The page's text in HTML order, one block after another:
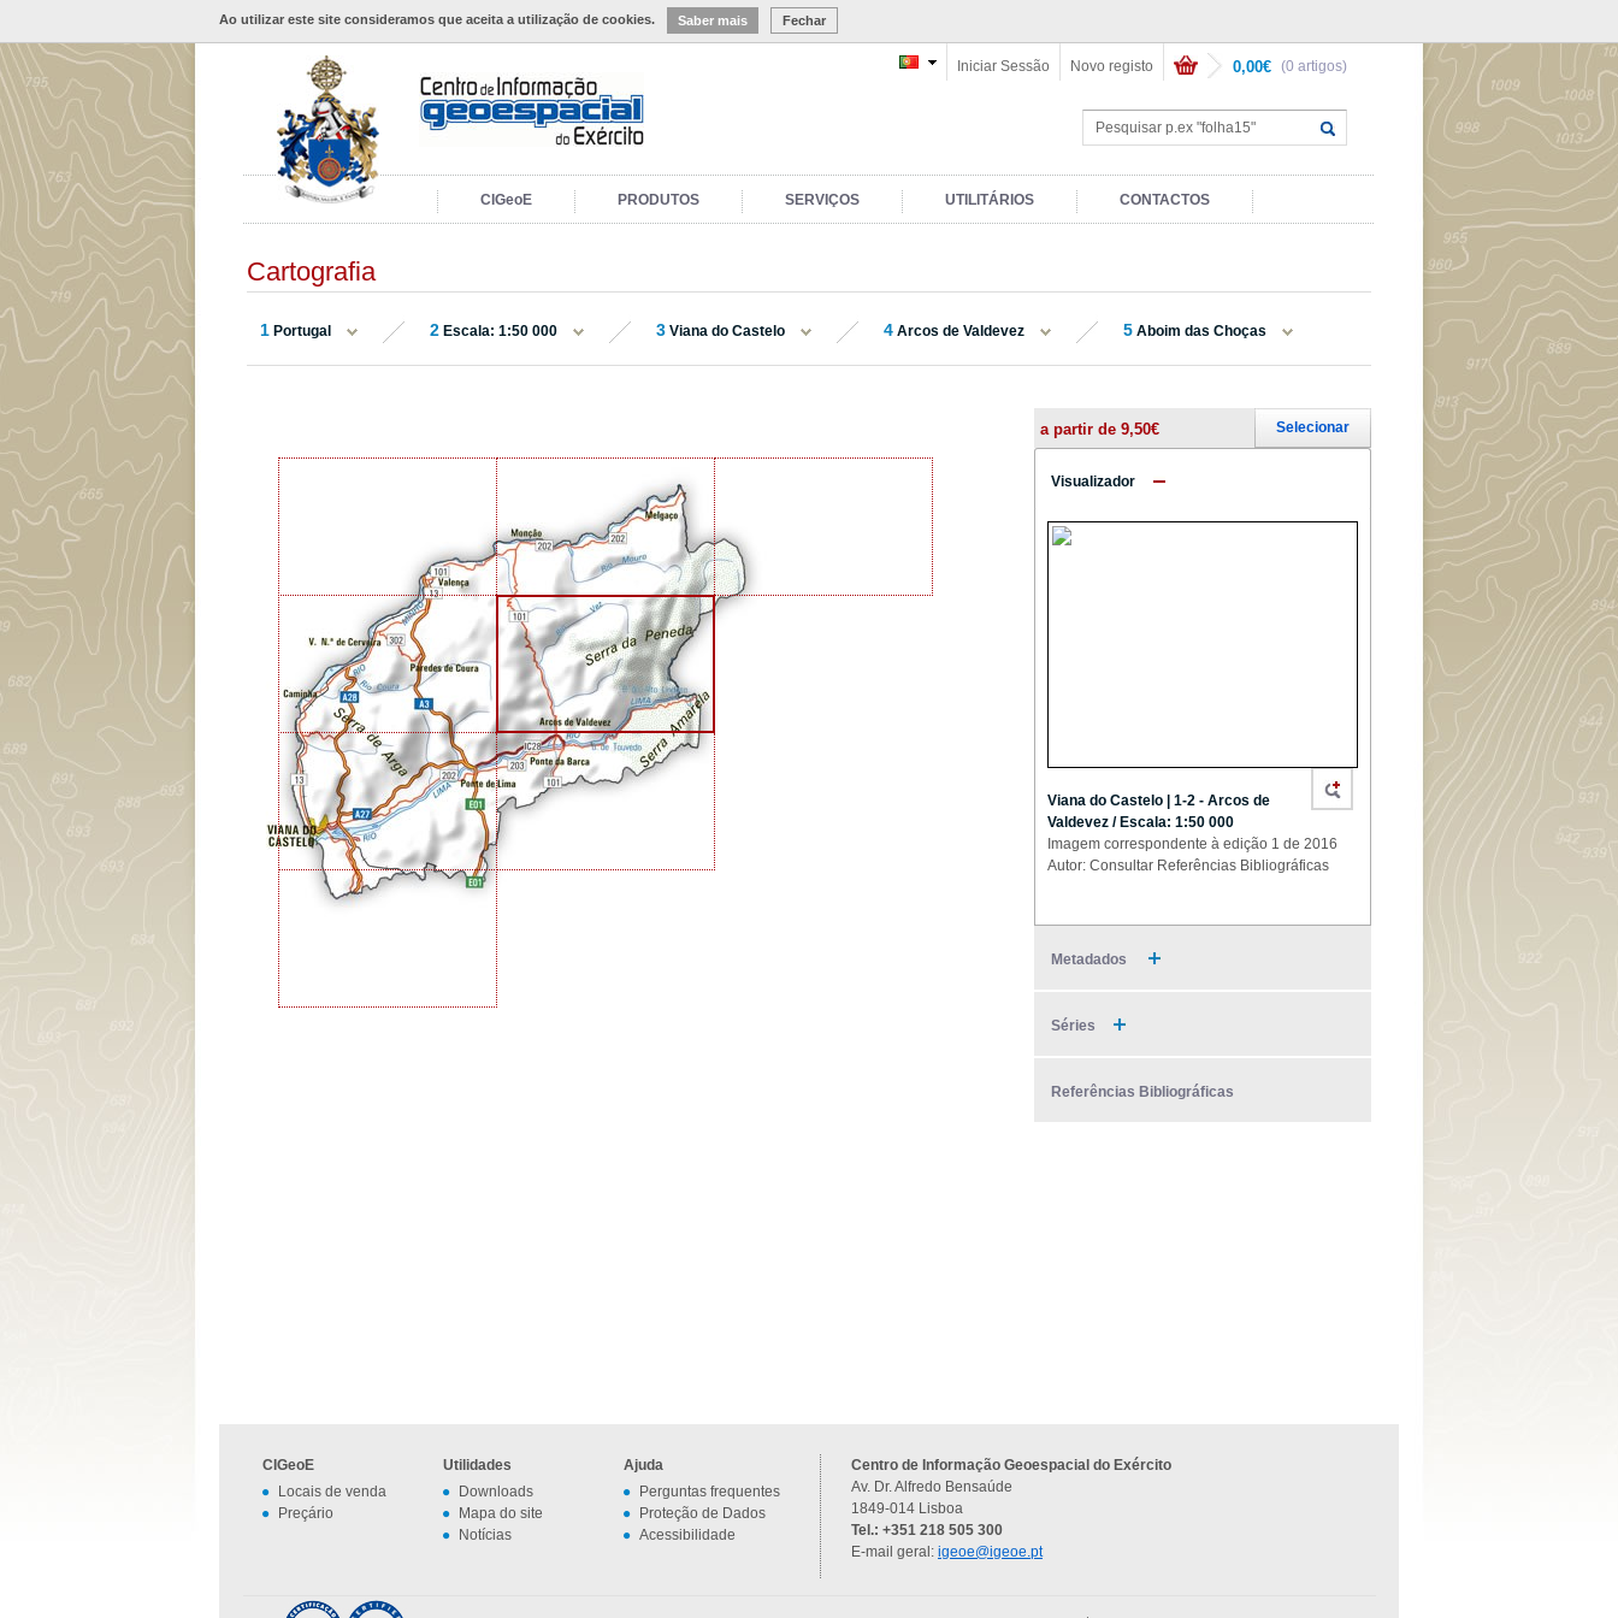
Ao utilizar este site consideramos que aceita a utilização de cookies. Saber mais Fechar
(0 artigos)
0,00€
Novo registo
Iniciar Sessão
CIGeoE PRODUTOS SERVIÇOS UTILITÁRIOS CONTACTOS
Cartografia
1 Portugal 2 Escala: 1:50 000 3 Viana do Castelo 4 Arcos de Valdevez 5 Aboim das Choças
a partir de 9,50€ Selecionar
Visualizador
Viana do Castelo | 1-2 - Arcos de
Valdevez / Escala: 1:50 000
Imagem correspondente à edição 1 de 2016
Autor: Consultar Referências Bibliográficas
Metadados
Séries
Referências Bibliográficas
CIGeoE
Locais de venda
Preçário
Utilidades
Downloads
Mapa do site
Notícias
Ajuda
Perguntas frequentes
Proteção de Dados
Acessibilidade
Centro de Informação Geoespacial do Exército
Av. Dr. Alfredo Bensaúde
1849-014 Lisboa
Tel.: +351 218 505 300
E-mail geral: igeoe@igeoe.pt